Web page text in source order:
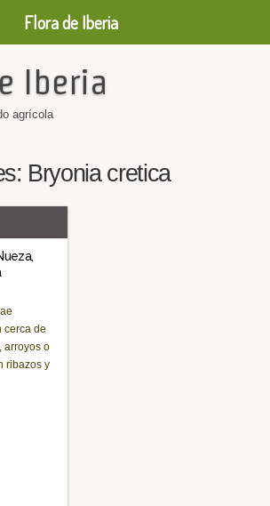
Iberia
agrícola
Bryonia cretica
cerca de
arroyos o
ribazos y
Flora de Iberia